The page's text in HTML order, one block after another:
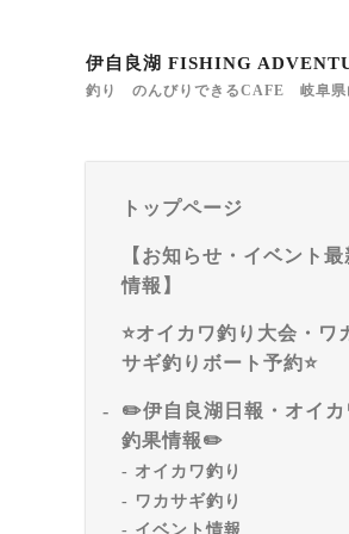
伊自良湖 FISHING
釣り のんびりできるCAFE 岐阜県
トップページ
【お知らせ・イベント最
情報】
⭐️オイカワ釣り大会・ワ
サギ釣りボート予約⭐️
✏️伊自良湖日報・オイカ
釣果情報✏️
オイカワ釣り
ワカサギ釣り
イベント情報